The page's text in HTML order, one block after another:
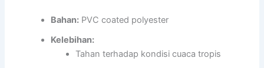
Bahan: PVC coated polyester
Kelebihan:
Tahan terhadap kondisi cuaca tropis